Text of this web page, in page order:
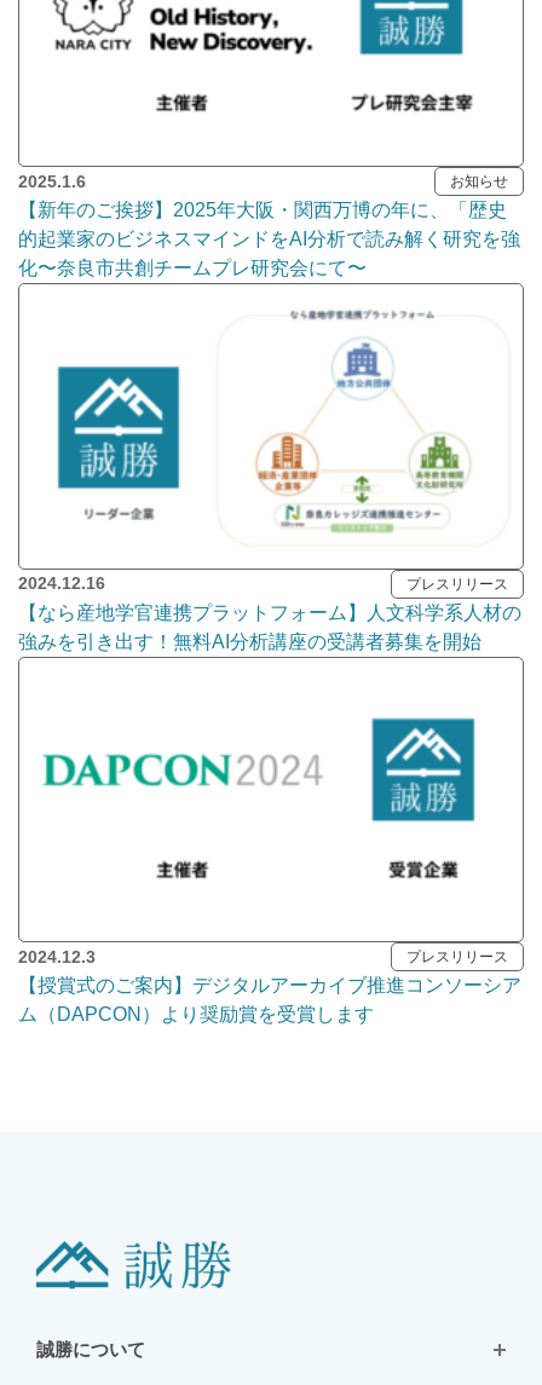
2025.1.6 お知らせ
【新年のご挨拶】2025年大阪・関西万博の年に、「歴史
的起業家のビジネスマインドをAI分析で読み解く研究を強
化〜奈良市共創チームプレ研究会にて〜
2024.12.16 プレスリリース
【なら産地学官連携プラットフォーム】人文科学系人材の
強みを引き出す！無料AI分析講座の受講者募集を開始
2024.12.3 プレスリリース
【授賞式のご案内】デジタルアーカイブ推進コンソーシア
ム（DAPCON）より奨励賞を受賞します
誠勝について